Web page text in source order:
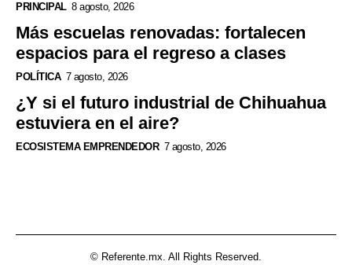
PRINCIPAL 8 agosto, 2026
Más escuelas renovadas: fortalecen
espacios para el regreso a clases
POLÍTICA 7 agosto, 2026
¿Y si el futuro industrial de Chihuahua
estuviera en el aire?
ECOSISTEMA EMPRENDEDOR 7 agosto, 2026
© Referente.mx. All Rights Reserved.